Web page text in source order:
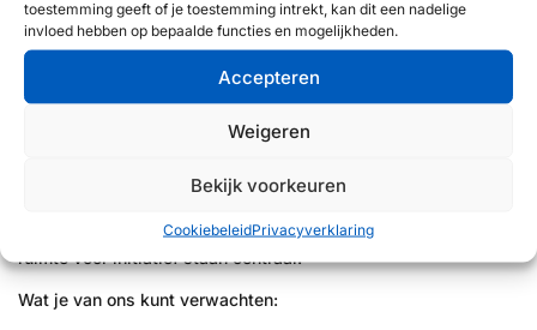
toestemming geeft of je toestemming intrekt, kan dit een nadelige
invloed hebben op bepaalde functies en mogelijkheden.
Accepteren
Weigeren
Bekijk voorkeuren
CookiebeleidPrivacyverklaring
Affiniteit met visuele communicatie en verpakkingsdesign.
Bij voorkeur kennis van DTP-werk, of de motivatie om dit te
Werken bij Packit
Bij Packit werk je in een betrokken en daadkrachtig
vol voor resultaat. Korte lijnen, een open werkomgeving en
ruimte voor initiatief staan centraal.
Wat je van ons kunt verwachten: